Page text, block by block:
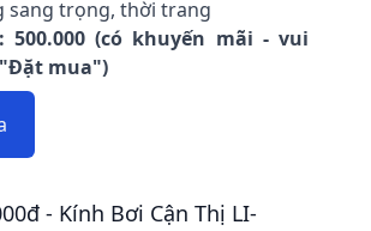
sang trọng, thời trang
500.000 (có khuyến mãi - vui
mua")
- Kính Bơi Cận Thị LI-